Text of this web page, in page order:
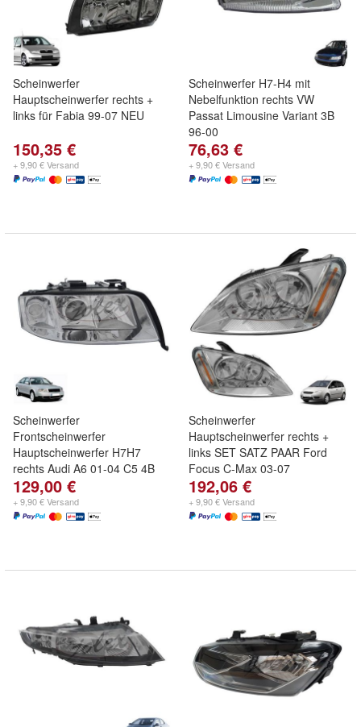
Scheinwerfer
Hauptscheinwerfer rechts +
links für Fabia 99-07 NEU
150,35 €
+ 9,90 € Versand
Scheinwerfer H7-H4 mit
Nebelfunktion rechts VW
Passat Limousine Variant 3B
96-00
76,63 €
+ 9,90 € Versand
Scheinwerfer
Frontscheinwerfer
Hauptscheinwerfer H7H7
rechts Audi A6 01-04 C5 4B
129,00 €
+ 9,90 € Versand
Scheinwerfer
Hauptscheinwerfer rechts +
links SET SATZ PAAR Ford
Focus C-Max 03-07
192,06 €
+ 9,90 € Versand